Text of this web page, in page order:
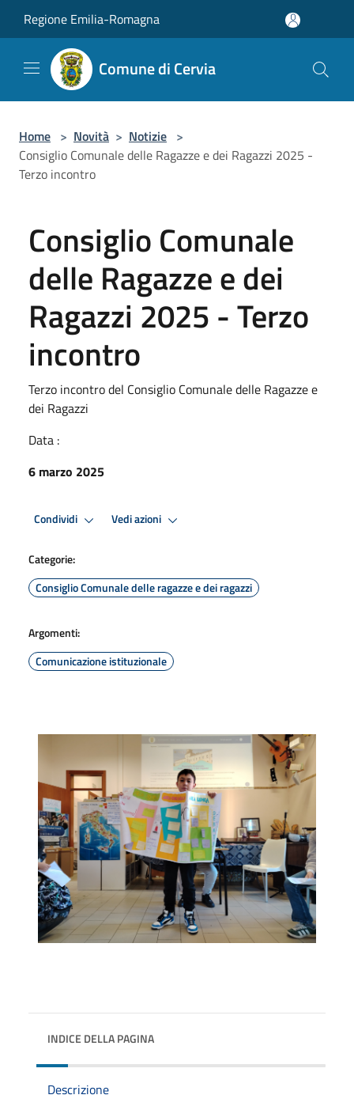
Regione Emilia-Romagna
Comune di Cervia
Home > Novità > Notizie >
Consiglio Comunale delle Ragazze e dei Ragazzi 2025 -
Terzo incontro
Consiglio Comunale
delle Ragazze e dei
Ragazzi 2025 - Terzo
incontro
Terzo incontro del Consiglio Comunale delle Ragazze e
dei Ragazzi
Data :
6 marzo 2025
Condividi Vedi azioni
Categorie:
Consiglio Comunale delle ragazze e dei ragazzi
Argomenti:
Comunicazione istituzionale
INDICE DELLA PAGINA
Descrizione